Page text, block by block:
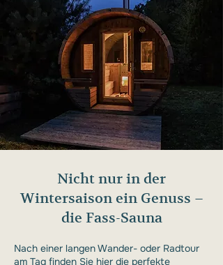
Nicht nur in der
Wintersaison ein Genuss –
die Fass-Sauna
Nach einer langen Wander- oder Radtour
am Tag finden Sie hier die perfekte